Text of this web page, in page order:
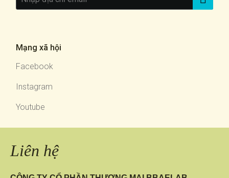
Mạng xã hội
Facebook
Instagram
Youtube
Liên hệ